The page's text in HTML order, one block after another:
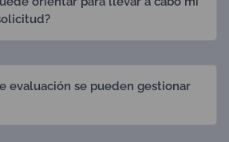
evaluación se pueden gestionar